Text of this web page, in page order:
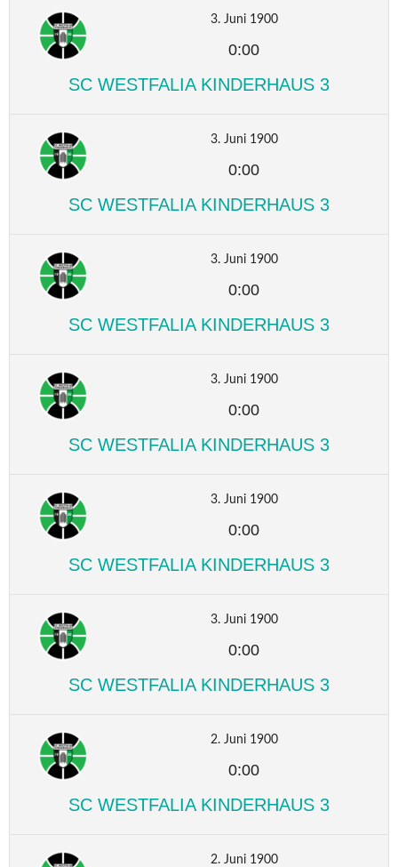
3. Juni 1900
0:00
SC WESTFALIA KINDERHAUS 3
3. Juni 1900
0:00
SC WESTFALIA KINDERHAUS 3
3. Juni 1900
0:00
SC WESTFALIA KINDERHAUS 3
3. Juni 1900
0:00
SC WESTFALIA KINDERHAUS 3
3. Juni 1900
0:00
SC WESTFALIA KINDERHAUS 3
3. Juni 1900
0:00
SC WESTFALIA KINDERHAUS 3
2. Juni 1900
0:00
SC WESTFALIA KINDERHAUS 3
2. Juni 1900